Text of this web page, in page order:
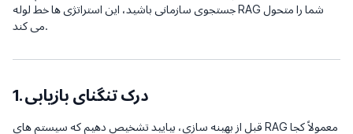
جستجوی سازمانی باشید، این استراتژی ها خط لوله RAG شما را متحول
می کند.
1. درک تنگنای بازیابی
قبل از بهینه سازی، بیایید تشخیص دهیم که سیستم های RAG معمولاً کجا